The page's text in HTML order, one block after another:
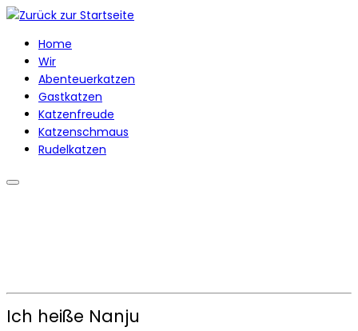
Zum
springenHome
Wir
Abenteuerkatzen
Gastkatzen
Katzenfreude
Katzenschmaus
Rudelkatzen
Ich heiße Nanju